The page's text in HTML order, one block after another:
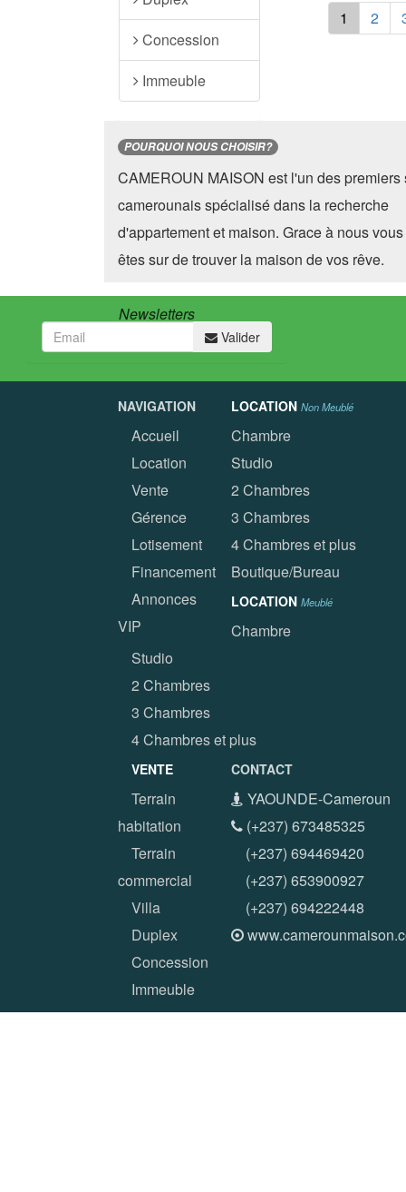
Concession
Immeuble
1 2
POURQUOI NOUS CHOISIR?
CAMEROUN MAISON est l'un des premiers
camerounais spécialisé dans la recherche
d'appartement et maison. Grace à nous vous
êtes sur de trouver la maison de vos rêve.
Newsletters
Valider
NAVIGATION
Accueil
Location
Vente
Gérence
Lotisement
Financement
Annonces
VIP
LOCATION Non Meublé
Chambre
Studio
2 Chambres
3 Chambres
4 Chambres et plus
Boutique/Bureau
LOCATION Meublé
Chambre
Studio
2 Chambres
3 Chambres
4 Chambres et plus
VENTE
Terrain
habitation
Terrain
commercial
Villa
Duplex
Concession
Immeuble
CONTACT
YAOUNDE-Cameroun
(+237) 673485325
(+237) 694469420
(+237) 653900927
(+237) 694222448